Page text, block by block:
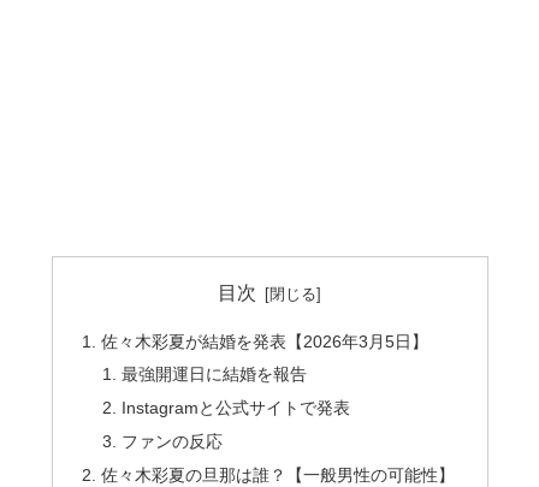
目次
佐々木彩夏が結婚を発表【2026年3月5日】
最強開運日に結婚を報告
Instagramと公式サイトで発表
ファンの反応
佐々木彩夏の旦那は誰？【一般男性の可能性】